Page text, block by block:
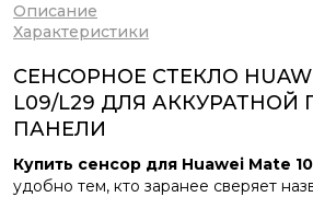
Описание
Характеристики
СЕНСОРНОЕ СТЕКЛО
L09/L29 ДЛЯ АККУРАТНОЙ
ПАНЕЛИ
Купить сенсор для Huawei Mate
удобно тем, кто заранее сверяет